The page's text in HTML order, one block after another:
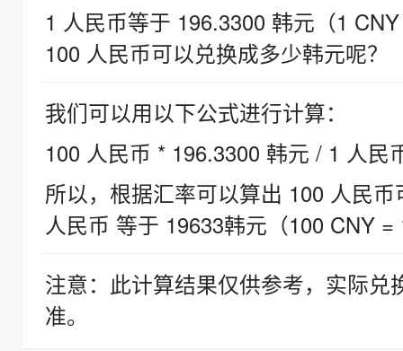
1 人民币等于 196.3300 韩元（1
100 人民币可以兑换成多少韩元呢？
我们可以用以下公式进行计算：
100 人民币 * 196.3300 韩元 / 1 人民
所以，根据汇率可以算出 100 人民
人民币 等于 19633韩元（100 CNY =
注意：此计算结果仅供参考，实际
准。